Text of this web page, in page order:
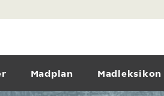
Madplan Madleksikon